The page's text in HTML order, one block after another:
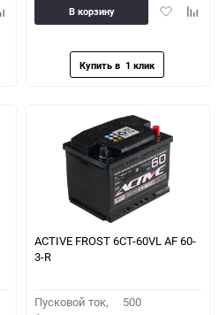
Добавить
В корзину
ACTIVE FROST 6СТ-60VL АF 60-
3-R
Пусковой ток,
500